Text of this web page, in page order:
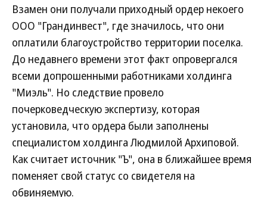
Взамен они получали приходный ордер некоего
ООО "Грандинвест", где значилось, что они
оплатили благоустройство территории поселка.
До недавнего времени этот факт опровергался
всеми допрошенными работниками холдинга
"Миэль". Но следствие провело
почерковедческую экспертизу, которая
установила, что ордера были заполнены
специалистом холдинга Людмилой Архиповой.
Как считает источник "Ъ", она в ближайшее время
поменяет свой статус со свидетеля на
обвиняемую.